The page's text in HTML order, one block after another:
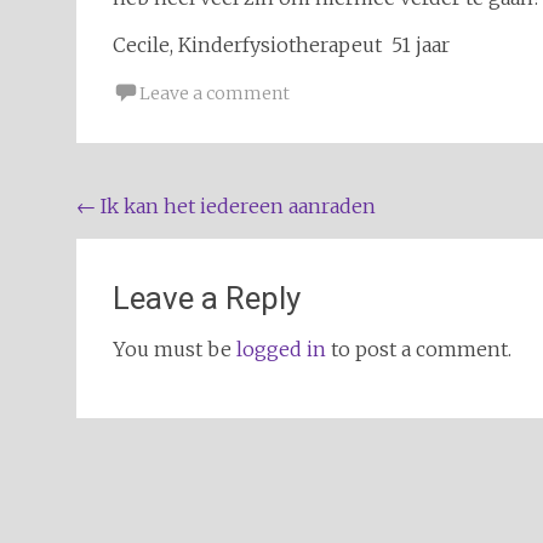
Cecile, Kinderfysiotherapeut 51 jaar
Leave a comment
Post
navigation
← Ik kan het iedereen aanraden
Leave a Reply
You must be logged in to post a comment.